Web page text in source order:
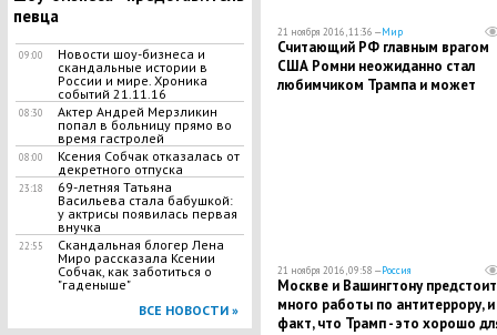
певца
09:00
Новости шоу-бизнеса и
скандальные истории в
России и мире. Хроника
событий 21.11.16
08:30
Актер Андрей Мерзликин
попал в больницу прямо во
время гастролей
08:00
Ксения Собчак отказалась от
декретного отпуска
23:18
69-летняя Татьяна
Васильева стала бабушкой:
у актрисы появилась первая
внучка
22:55
Скандальная блогер Лена
Миро рассказала Ксении
Собчак, как заботиться о
"гаденыше"
ВСЕ НОВОСТИ »
21 ноября 2016, 11:36 —Мир
Считающий РФ главным врагом
США Ромни неожиданно стал
любимчиком Трампа и может
21 ноября 2016, 09:58 —Россия
Москве и Вашингтону предстоит
много работы по антитеррору, и
факт, что Трамп - это хорошо